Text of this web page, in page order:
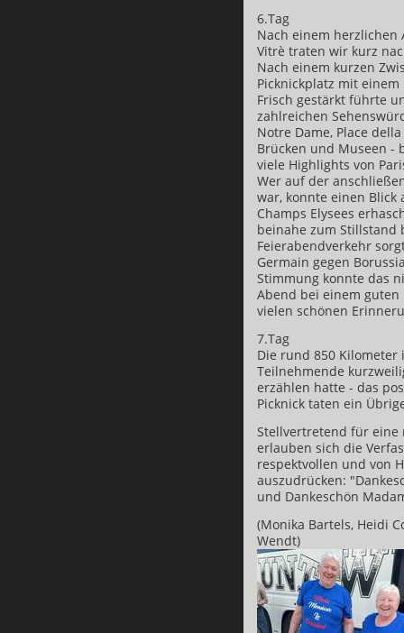
6.Tag
Nach einem herzlichen
Vitrè traten wir kurz
Nach einem kurzen
Picknickplatz mit
Frisch gestärkt führte
zahlreichen
Notre Dame, Place
Brücken und Museen -
viele Highlights von
Wer auf der
war, konnte einen
Champs Elysees
beinahe zum Stillstand
Feierabendverkehr
Germain gegen
Stimmung konnte das
Abend bei einem guten
vielen schönen
7.Tag
Die rund 850 Kilometer
Teilnehmende
erzählen hatte - das
Picknick taten ein
Stellvertretend für eine
erlauben sich die
respektvollen und von
auszudrücken:
und Dankeschön
(Monika Bartels, Heidi
Wendt)